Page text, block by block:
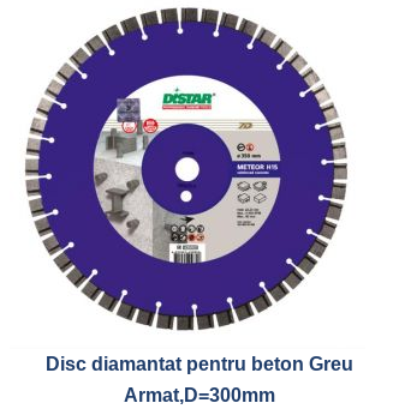
Disc diamantat pentru beton Greu
Armat,D=300mm